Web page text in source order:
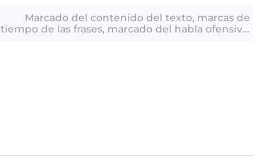
Marcado del contenido del texto, marcas de
tiempo de las frases, marcado del habla ofensiva,